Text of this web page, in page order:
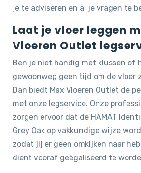
je te adviseren en al je vragen te
Laat je vloer leggen
Vloeren Outlet
Ben je niet handig met klussen of
gewoonweg geen tijd om de vloer
Dan biedt Max Vloeren Outlet de
met onze legservice. Onze
zorgen ervoor dat de HAMAT
Grey Oak op vakkundige wijze
zodat jij er geen omkijken naar
dient vooraf geëgaliseerd te